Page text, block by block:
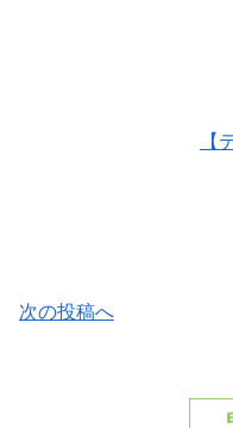
【
次の投稿へ